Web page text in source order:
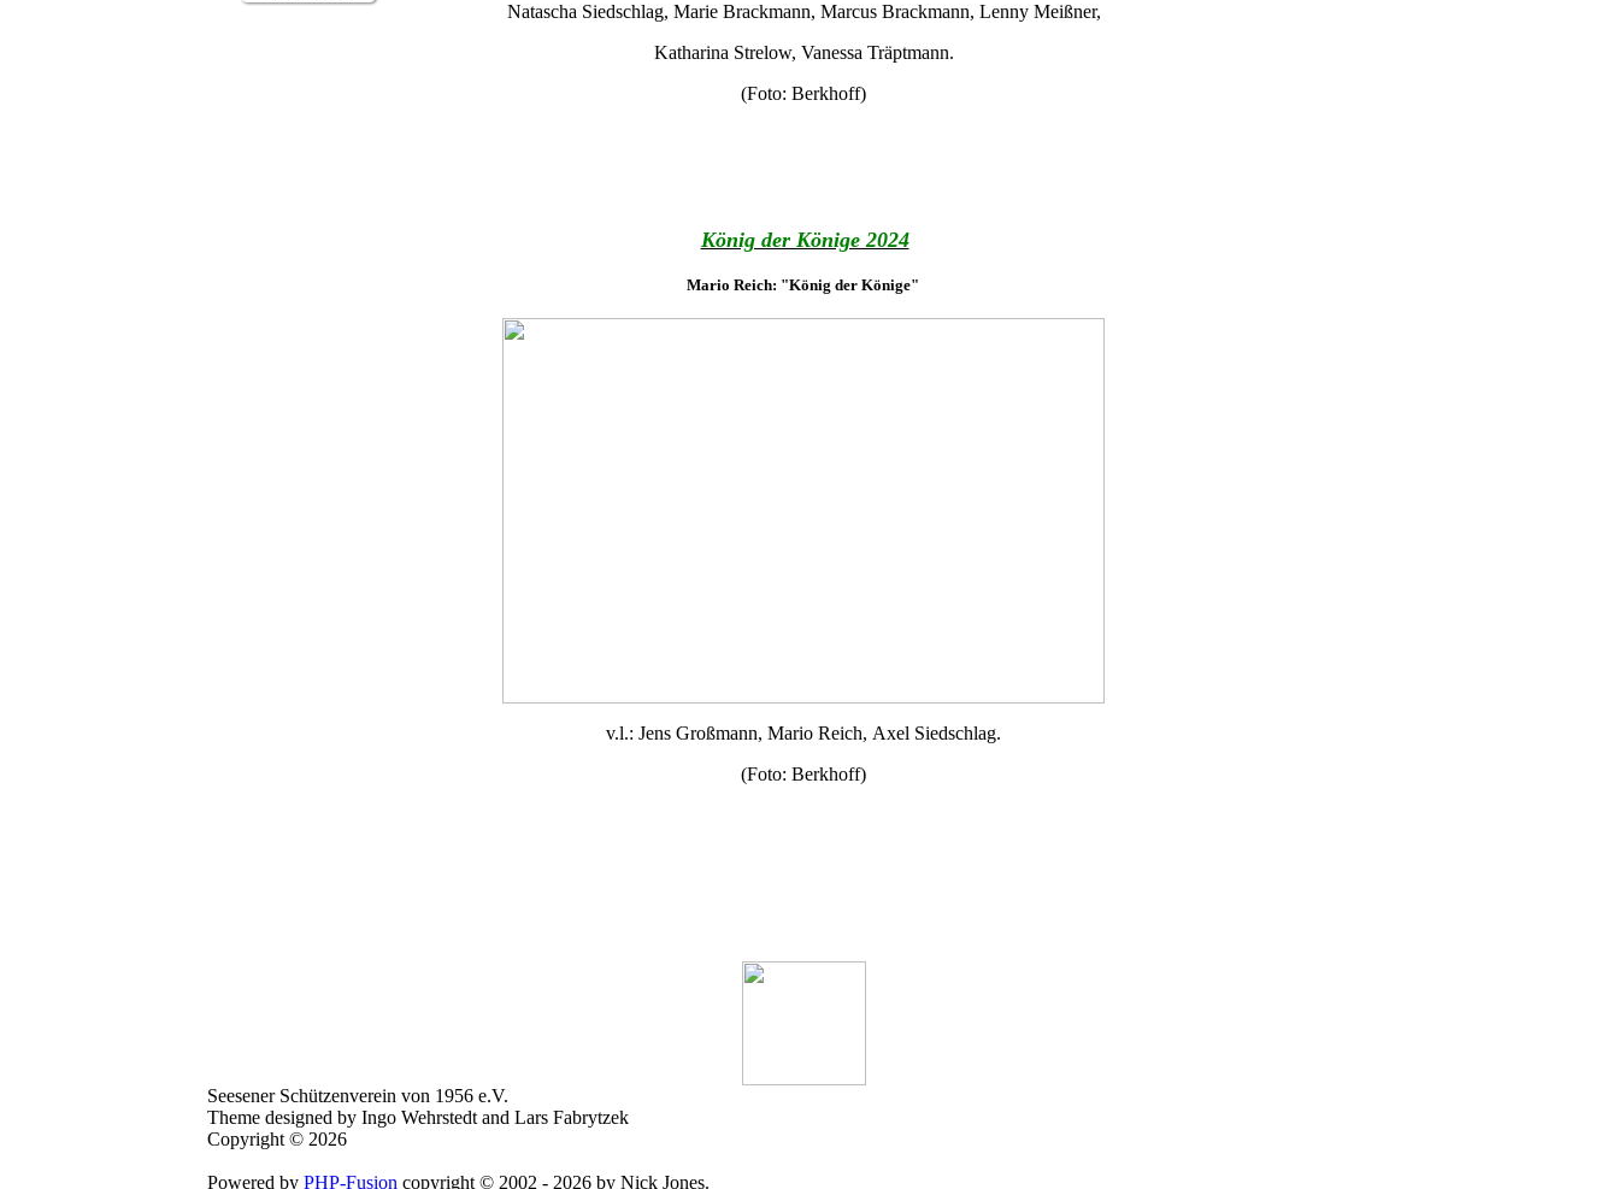
Natascha Siedschlag, Marie Brackmann, Marcus Brackmann, Lenny Meißner,
Katharina Strelow, Vanessa Träptmann.
(Foto: Berkhoff)
König der Könige 2024
Mario Reich: "König der Könige"
v.l.: Jens Großmann, Mario Reich, Axel Siedschlag.
(Foto: Berkhoff)
Seesener Schützenverein von 1956 e.V.
Theme designed by Ingo Wehrstedt and Lars Fabrytzek
Copyright © 2026
Powered by PHP-Fusion copyright © 2002 - 2026 by Nick Jones.